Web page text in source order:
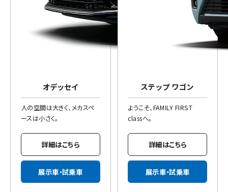
オデッセイ
人の空間は大きく、メカスペ
ースは小さく。
詳細はこちら
展示車・試乗車
ステップ ワゴン
ようこそ、FAMILY FIRST
classへ。
詳細はこちら
展示車・試乗車